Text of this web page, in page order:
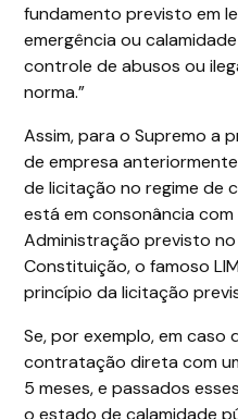
fundamento previsto em
emergência ou
controle de abusos ou
norma.”
Assim, para o Supremo a
de empresa
de licitação no regime de
está em consonância
Administração previsto
Constituição, o famoso
princípio da licitação
Se, por exemplo, em caso
contratação direta com
5 meses, e passados
o estado de calamidade